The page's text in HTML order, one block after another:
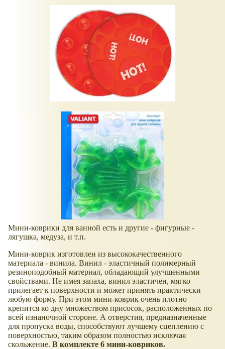
Мини-коврики для ванной есть и другие - фигурные -
лягушка, медуза, и т.п.
Мини-коврик изготовлен из высококачественного
материала - винила. Винил - эластичный полимерный
резиноподобный материал, обладающий улучшенными
свойствами. Не имея запаха, винил эластичен, мягко
прилегает к поверхности и может принять практически
любую форму. При этом мини-коврик очень плотно
крепится ко дну множеством присосок, расположенных по
всей изнаночной стороне. А отверстия, предназначенные
для пропуска воды, способствуют лучшему сцеплению с
поверхностью, таким образом полностью исключая
скольжение. В комплекте 6 мини-ковриков.